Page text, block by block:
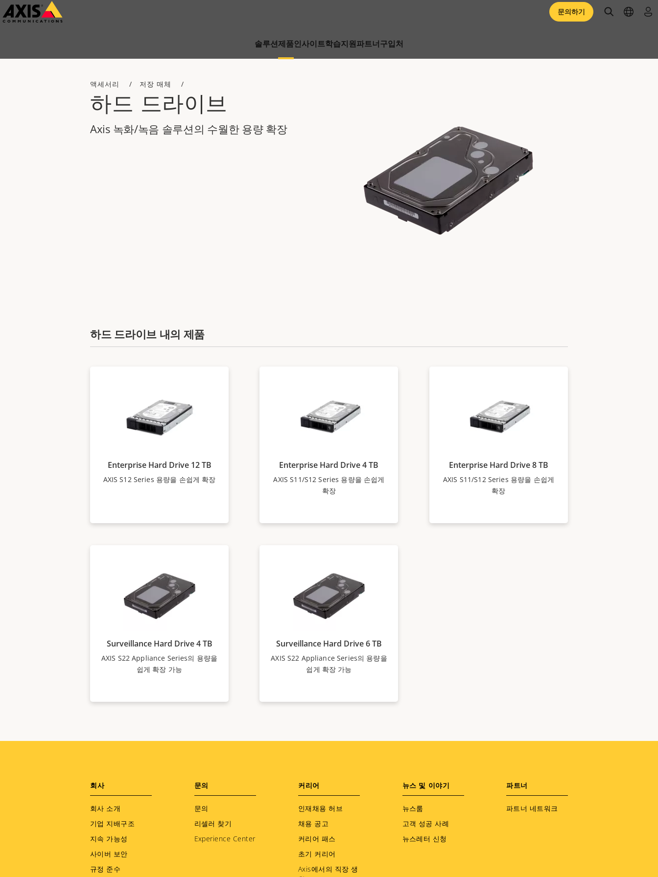
주
요
솔루션제품인사이트학습지원파트너구입처
문의하기 openopen로
액세서리 저장 매체
하드 드라이브
Axis 녹화/녹음 솔루션의 수월한 용량 확장
하드 드라이브 내의 제품
Enterprise Hard Drive 12 TB
AXIS S12 Series 용량을 손쉽게 확장
Enterprise Hard Drive 4 TB
AXIS S11/S12 Series 용량을 손쉽게
확장
Enterprise Hard Drive 8 TB
AXIS S11/S12 Series 용량을 손쉽게
확장
Surveillance Hard Drive 4 TB
AXIS S22 Appliance Series의 용량을
쉽게 확장 가능
Surveillance Hard Drive 6 TB
AXIS S22 Appliance Series의 용량을
쉽게 확장 가능
Footer
menu
회사
회사 소개
기업 지배구조
지속 가능성
사이버 보안
규정 준수
문의
문의
리셀러 찾기
Experience Center
커리어
인재채용 허브
채용 공고
커리어 패스
초기 커리어
Axis에서의 직장 생
뉴스 및 이야기
뉴스룸
고객 성공 사례
뉴스레터 신청
파트너
파트너 네트워크